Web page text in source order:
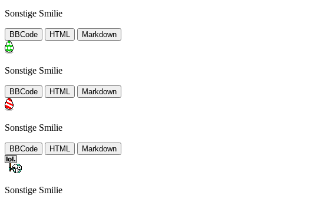
Sonstige Smilie
BBCode HTML Markdown
Sonstige Smilie
BBCode HTML Markdown
Sonstige Smilie
BBCode HTML Markdown
Sonstige Smilie